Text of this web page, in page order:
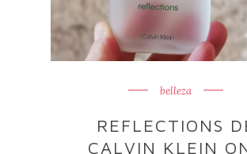
belleza
REFLECTIONS
CALVIN KLEIN